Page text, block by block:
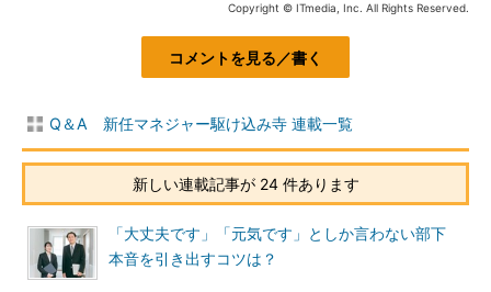
Copyright © ITmedia, Inc. All Rights Reserved.
コメントを見る／書く
Q＆A 新任マネジャー駆け込み寺 連載一覧
新しい連載記事が 24 件あります
「大丈夫です」「元気です」としか言わない部下
本音を引き出すコツは？